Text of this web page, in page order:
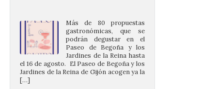
Jardines de la Reina hasta
el 16 de agosto. El Paseo de Begoña y los
Jardines de la Reina de Gijón acogen ya la
[…]
Desde las cristalinas